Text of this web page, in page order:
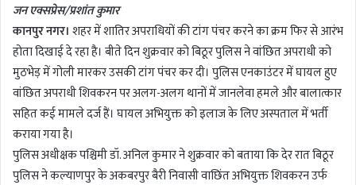
a
n
e
m
a
i
जन एक्सप्रेस/प्रशांत कुमार
कानपुर नगर। शहर में शातिर अपराधियों की टांग पंचर करने का क्रम फिर से आरंभ
होता दिखाई दे रहा है। बीते दिन शुक्रवार को बिठूर पुलिस ने वांछित अपराधी को
मुठभेड़ में गोली मारकर उसकी टांग पंचर कर दी। पुलिस एनकाउंटर में घायल हुए
वांछित अपराधी शिवकरन पर अलग-अलग थानों में जानलेवा हमले और बालात्कार
सहित कई मामले दर्ज हैं। घायल अभियुक्त को इलाज के लिए अस्पताल में भर्ती
कराया गया है।
पुलिस अधीक्षक पश्चिमी डॉ. अनिल कुमार ने शुक्रवार को बताया कि देर रात बिठूर
पुलिस ने कल्याणपुर के अकबरपुर बैरी निवासी वाछिंत अभियुक्त शिवकरन उर्फ